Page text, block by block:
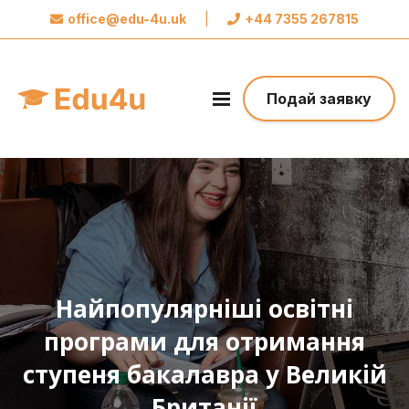
x
Ми обіцяємо не розсилати вам спам.
Поділіться своєю контактною інформацією,
щоб ми могли зв’язатися з вами щодо вашої
Зробіть перший крок до свого майбутнього
office@edu-4u.uk +44 7355 267815
Подай заявку
Найпопулярніші освітні
програми для отримання
ступеня бакалавра у Великій